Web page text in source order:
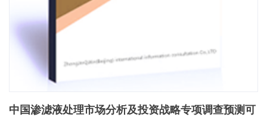
中国渗滤液处理市场分析及投资战略专项调查预测可